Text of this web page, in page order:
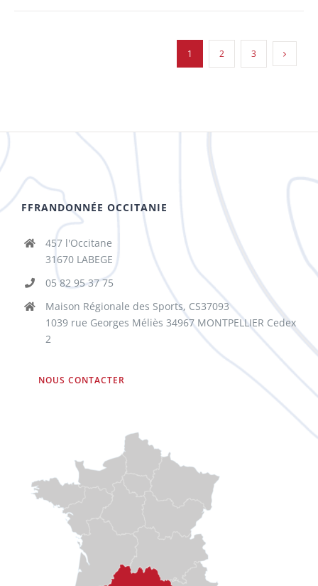
1 2 3
FFRANDONNÉE OCCITANIE
457 l'Occitane
31670 LABEGE
05 82 95 37 75
Maison Régionale des Sports, CS37093
1039 rue Georges Méliès 34967 MONTPELLIER Cedex
2
NOUS CONTACTER